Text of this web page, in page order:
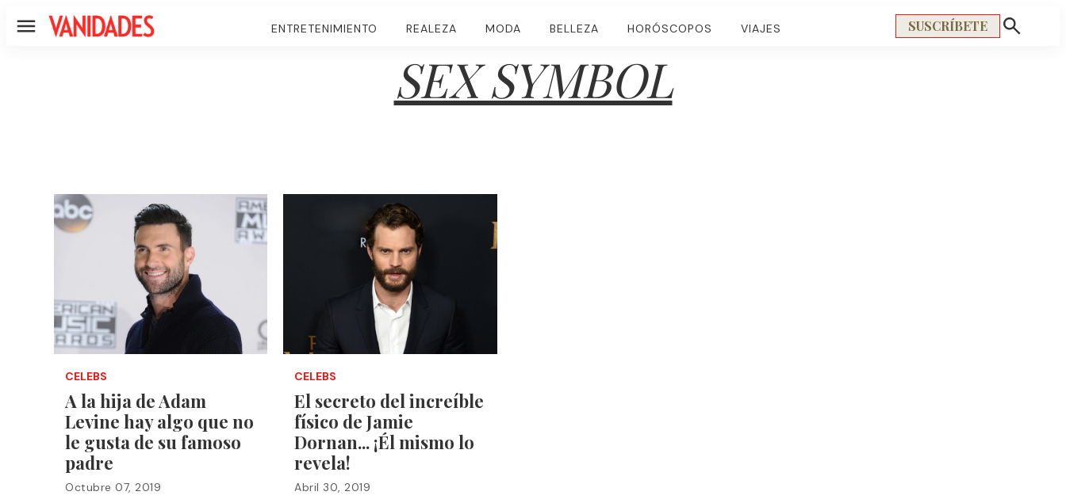
Menú ENTRETENIMIENTO REALEZA MODA BELLEZA HORÓSCOPOS VIAJES SUSCRÍBETE
Mostrar
SEX SYMBOL
CELEBS
A la hija de Adam
Levine hay algo que no
le gusta de su famoso
padre
Octubre 07, 2019
CELEBS
El secreto del increíble
físico de Jamie
Dornan... ¡Él mismo lo
revela!
Abril 30, 2019